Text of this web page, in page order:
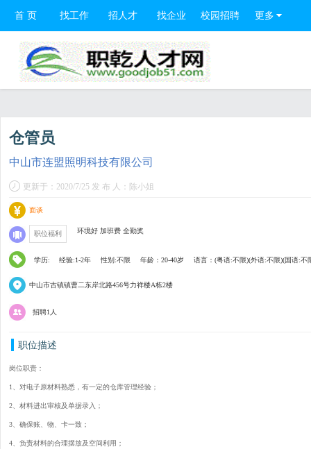
首 页 找工作 招人才 找企业 校园招聘 更多
仓管员
中山市连盟照明科技有限公司
更新于：2020/7/25 发 布 人：陈小姐
面谈
职位福利 环境好 加班费 全勤奖
学历: 经验:1-2年 性别:不限 年龄：20-40岁 语言：(粤语:不限)(外语:不限)(国语:不
中山市古镇镇曹二东岸北路456号力祥楼A栋2楼
招聘1人
职位描述
岗位职责：
1、对电子原材料熟悉，有一定的仓库管理经验；
2、材料进出审核及单据录入；
3、确保账、物、卡一致；
4、负责材料的合理摆放及空间利用；